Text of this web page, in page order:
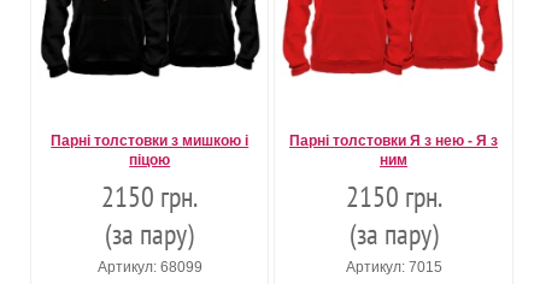
Парні толстовки з мишкою і
піцою
2150 грн.
(за пару)
Артикул: 68099
Парні толстовки Я з нею - Я з
ним
2150 грн.
(за пару)
Артикул: 7015